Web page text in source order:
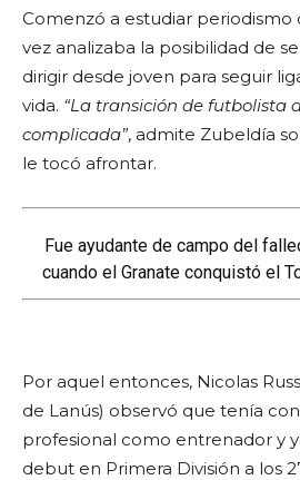
o
r
d
e
a
u
i
Comenzó a estudiar
vez analizaba la posibilidad de
dirigir desde joven para seguir
vida. “La transición de futbolista
complicada”, admite Zubeldía
le tocó afrontar.
Fue ayudante de campo del
cuando el Granate conquistó el
Por aquel entonces, Nicolas
de Lanús) observó que tenía
profesional como entrenador y
debut en Primera División a los